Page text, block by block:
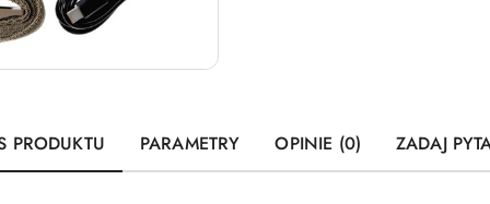
PRODUKTU PARAMETRY OPINIE (0) ZADAJ